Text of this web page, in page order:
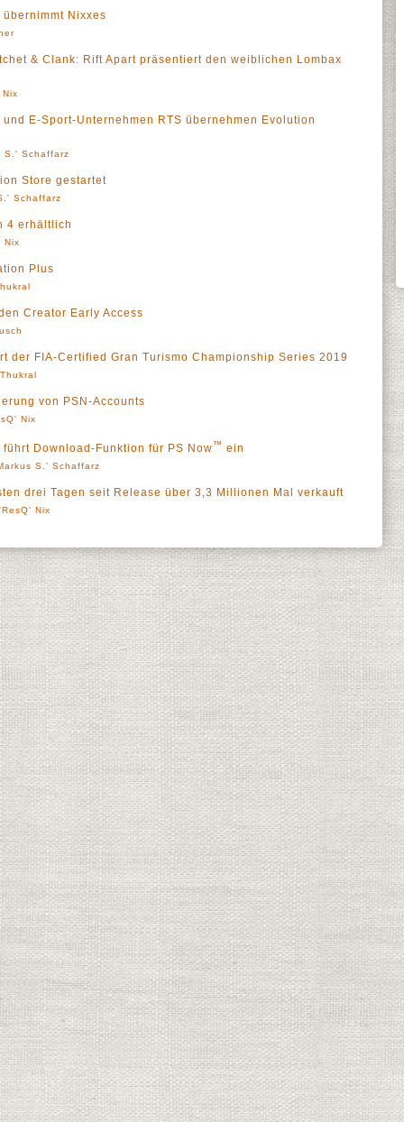
Nixxes
& Clank: Rift Apart präsentiert den weiblichen Lombax
E-Sport-Unternehmen RTS übernehmen Evolution
S.' Schaffarz
Store gestartet
Schaffarz
4 erhältlich
Nix
Plus
Creator Early Access
der FIA-Certified Gran Turismo Championship Series 2019
von PSN-Accounts
Nix
Download-Funktion für PS Now™ ein
S.' Schaffarz
drei Tagen seit Release über 3,3 Millionen Mal verkauft
Nix